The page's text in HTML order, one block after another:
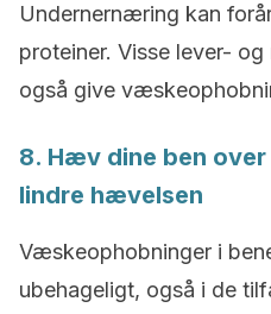
Undernernæring kan
proteiner. Visse lever-
også give
8. Hæv dine ben
lindre hævelsen
Væskeophobninger i
ubehageligt, også i de